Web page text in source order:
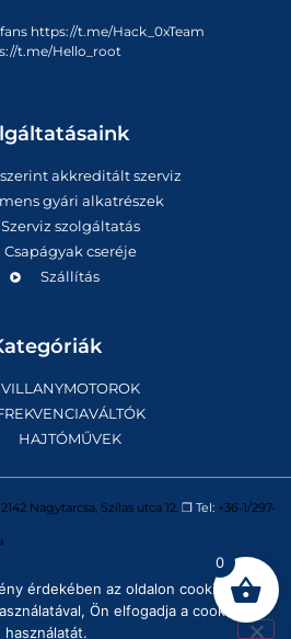
https://t.me/Hack_0xTeam
t.me/Hello_root
szerint akkreditált szerviz
gyári alkatrészek
Szerviz szolgáltatás
Csapágyak cseréje
Szállítás
VILLANYMOTOROK
HAJTÓMŰVEK
2142 Nagytarcsa, Szilas utca 12. ❒ Tel: +36-1/297-
tájékoztató
0
érdekében az oldalon cookie-kat
Ön elfogadja a cookie-k
használatát.